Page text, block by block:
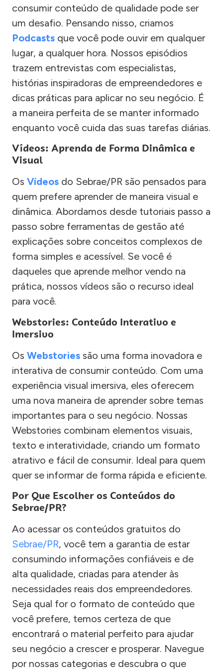
consumir conteúdo de qualidade pode ser
um desafio. Pensando nisso, criamos
Podcasts que você pode ouvir em qualquer
lugar, a qualquer hora. Nossos episódios
trazem entrevistas com especialistas,
histórias inspiradoras de empreendedores e
dicas práticas para aplicar no seu negócio. É
a maneira perfeita de se manter informado
enquanto você cuida das suas tarefas diárias.
Vídeos: Aprenda de Forma Dinâmica e
Visual
Os Vídeos do Sebrae/PR são pensados para
quem prefere aprender de maneira visual e
dinâmica. Abordamos desde tutoriais passo a
passo sobre ferramentas de gestão até
explicações sobre conceitos complexos de
forma simples e acessível. Se você é
daqueles que aprende melhor vendo na
prática, nossos vídeos são o recurso ideal
para você.
Webstories: Conteúdo Interativo e
Imersivo
Os Webstories são uma forma inovadora e
interativa de consumir conteúdo. Com uma
experiência visual imersiva, eles oferecem
uma nova maneira de aprender sobre temas
importantes para o seu negócio. Nossas
Webstories combinam elementos visuais,
texto e interatividade, criando um formato
atrativo e fácil de consumir. Ideal para quem
quer se informar de forma rápida e eficiente.
Por Que Escolher os Conteúdos do
Sebrae/PR?
Ao acessar os conteúdos gratuitos do
Sebrae/PR, você tem a garantia de estar
consumindo informações confiáveis e de
alta qualidade, criadas para atender às
necessidades reais dos empreendedores.
Seja qual for o formato de conteúdo que
você prefere, temos certeza de que
encontrará o material perfeito para ajudar
seu negócio a crescer e prosperar. Navegue
por nossas categorias e descubra o que